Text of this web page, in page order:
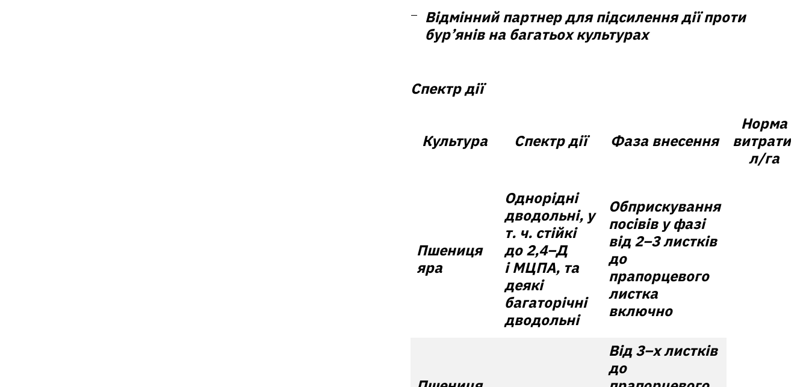
Відмінний партнер для підсилення дії проти
бур’янів на багатьох культурах
Спектр дії
Культура Спектр дії Фаза внесення
Норма
витрати,
л/га
Пшениця
яра
Однорідні
дводольні, у
т. ч. стійкі
до 2,4–Д
і МЦПА, та
деякі
багаторічні
дводольні
Обприскування
посівів у фазі
від 2–3 листків
до
прапорцевого
листка
включно
Від 3–х листків
до